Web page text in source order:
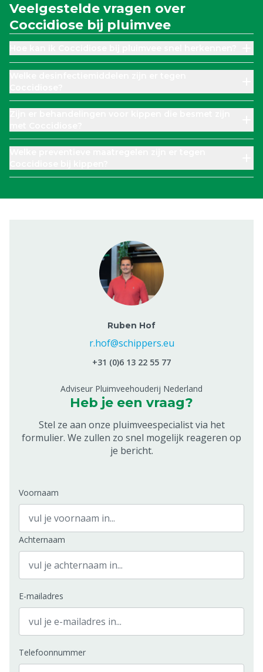
Veelgestelde vragen over
Coccidiose bij pluimvee
Ruben Hof
r.hof@schippers.eu
+31 (0)6 13 22 55 77
Adviseur Pluimveehouderij Nederland
Heb je een vraag?
Stel ze aan onze pluimveespecialist via het
formulier. We zullen zo snel mogelijk reageren op
je bericht.
Voornaam
Achternaam
E-mailadres
Telefoonnummer